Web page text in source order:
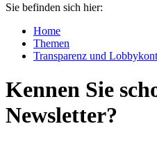
Sie befinden sich hier:
Home
Themen
Transparenz und
Kennen Sie
Newsletter?